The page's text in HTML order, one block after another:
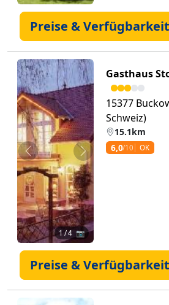
Preise &
Zurück Weiter
1/ 4 📷
Gasthaus
15377
Schweiz)
15.1km
6,0/10 OK
Preise &